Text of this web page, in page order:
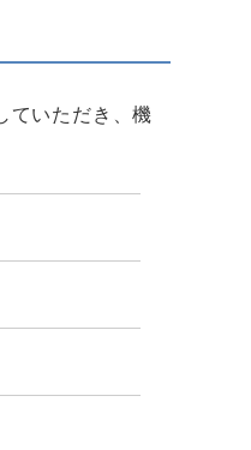
ていただき、機